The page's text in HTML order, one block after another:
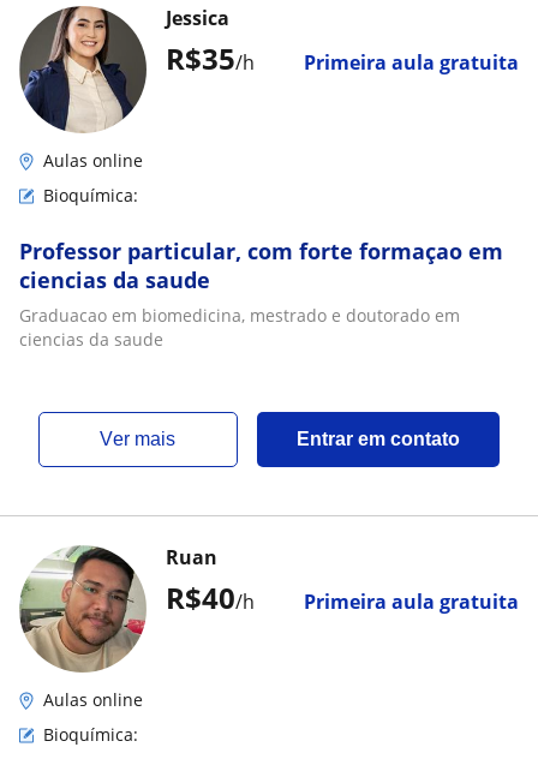
R$35/h Primeira aula gratuita
Jessica
Aulas online
Bioquímica:
Professor particular, com forte formaçao em
ciencias da saude
Graduacao em biomedicina, mestrado e doutorado em
ciencias da saude
ver mais Entrar em contato
R$40/h Primeira aula gratuita
Ruan
Aulas online
Bioquímica: